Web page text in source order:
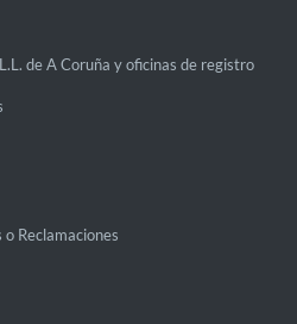
de A Coruña y oficinas de registro
o Reclamaciones